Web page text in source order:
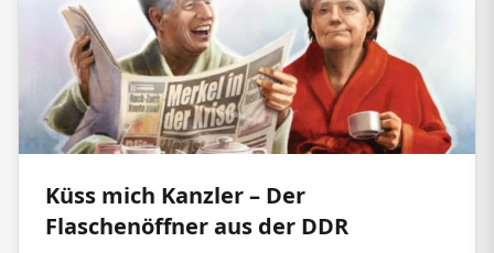
Küss mich Kanzler – Der
Flaschenöffner aus der DDR